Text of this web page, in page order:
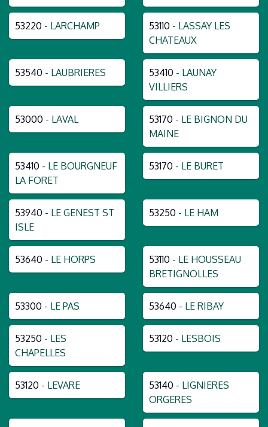
53220 - LARCHAMP 53110 - LASSAY LES
CHATEAUX
53540 - LAUBRIERES 53410 - LAUNAY
VILLIERS
53000 - LAVAL 53170 - LE BIGNON DU
MAINE
53410 - LE BOURGNEUF
LA FORET
53170 - LE BURET
53940 - LE GENEST ST
ISLE
53250 - LE HAM
53640 - LE HORPS 53110 - LE HOUSSEAU
BRETIGNOLLES
53300 - LE PAS 53640 - LE RIBAY
53250 - LES
CHAPELLES
53120 - LESBOIS
53120 - LEVARE 53140 - LIGNIERES
ORGERES